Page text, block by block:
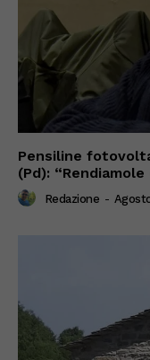
Pensiline
(Pd):
Redazione -